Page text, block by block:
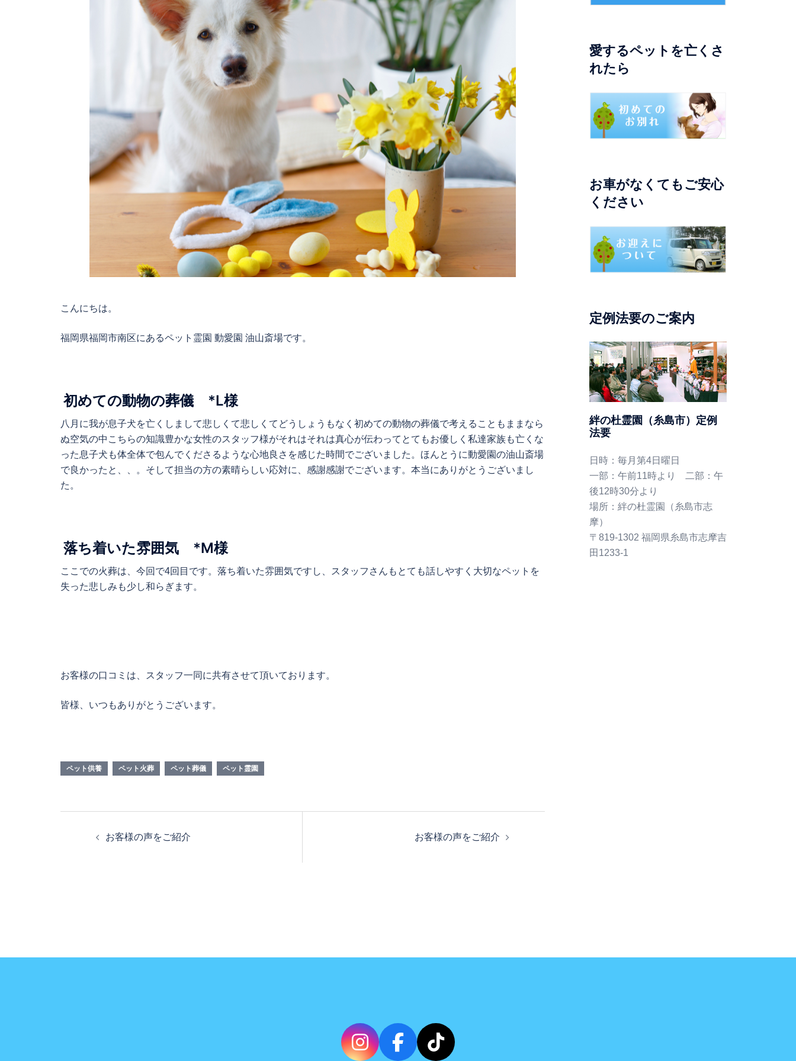
こんにちは。
福岡県福岡市南区にあるペット霊園 動愛園 油山斎場です。
初めての動物の葬儀 *L様
八月に我が息子犬を亡くしまして悲しくて悲しくてどうしょうもなく初めての動物の葬儀で考えることもままなら
ぬ空気の中こちらの知識豊かな女性のスタッフ様がそれはそれは真心が伝わってとてもお優しく私達家族も亡くな
った息子犬も体全体で包んでくださるような心地良さを感じた時間でございました。ほんとうに動愛園の油山斎場
で良かったと、、。そして担当の方の素晴らしい応対に、感謝感謝でございます。本当にありがとうございまし
た。
落ち着いた雰囲気 *M様
ここでの火葬は、今回で4回目です。落ち着いた雰囲気ですし、スタッフさんもとても話しやすく大切なペットを
失った悲しみも少し和らぎます。
お客様の口コミは、スタッフ一同に共有させて頂いております。
皆様、いつもありがとうございます。
ペット供養 ペット火葬 ペット葬儀 ペット霊園
ー
お客様の声をご紹介 お客様の声をご紹介
愛するペットを亡くさ
れたら
お車がなくてもご安心
ください
定例法要のご案内
絆の杜霊園（糸島市）定例
法要
日時：毎月第4日曜日
一部：午前11時より 二部：午
後12時30分より
場所：絆の杜霊園（糸島市志
摩）
〒819-1302 福岡県糸島市志摩吉
田1233-1